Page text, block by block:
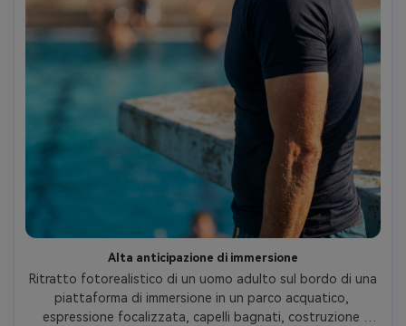
Alta anticipazione di immersione
Ritratto fotorealistico di un uomo adulto sul bordo di una
piattaforma di immersione in un parco acquatico,
espressione focalizzata, capelli bagnati, costruzione